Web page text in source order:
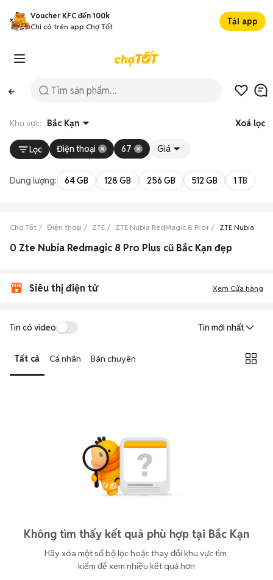
Voucher KFC đến 100k
Chỉ có trên app Chợ Tốt
Tải app
Khu vực: Bắc Kạn Xoá lọc
Lọc Điện thoại 67 Giá
Dung lượng: 64 GB 128 GB 256 GB 512 GB 1 TB
Chợ Tốt Điện thoại ZTE ZTE Nubia RedMagic 8 Pro+ ZTE Nubia
0 Zte Nubia Redmagic 8 Pro Plus cũ Bắc Kạn đẹp
Siêu thị điện tử Xem Cửa hàng
Tin có video Tin mới nhất
Tất cả Cá nhân Bán chuyên
Không tìm thấy kết quả phù hợp tại Bắc Kạn
Hãy xóa một số bộ lọc hoặc thay đổi khu vực tìm
kiếm để xem nhiều kết quả hơn